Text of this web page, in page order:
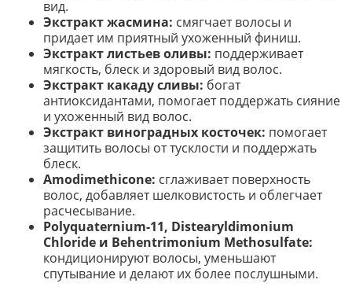
вид.
Экстракт жасмина: смягчает волосы и
придает им приятный ухоженный финиш.
Экстракт листьев оливы: поддерживает
мягкость, блеск и здоровый вид волос.
Экстракт какаду сливы: богат
антиоксидантами, помогает поддержать сияние
и ухоженный вид волос.
Экстракт виноградных косточек: помогает
защитить волосы от тусклости и поддержать
блеск.
Amodimethicone: сглаживает поверхность
волос, добавляет шелковистость и облегчает
расчесывание.
Polyquaternium-11, Distearyldimonium
Chloride и Behentrimonium Methosulfate:
кондиционируют волосы, уменьшают
спутывание и делают их более послушными.